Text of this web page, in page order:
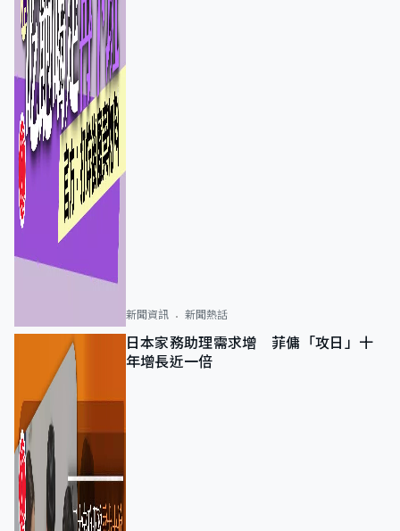
新聞資訊 新聞熱話
日本家務助理需求增 菲傭「攻日」十
年增長近一倍